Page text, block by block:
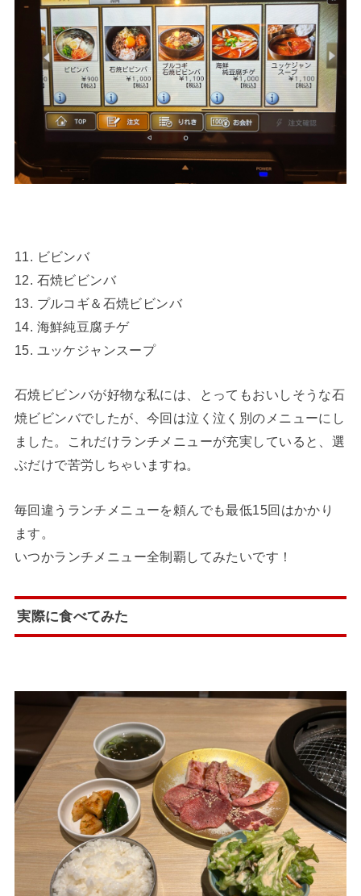
11. ビビンバ
12. 石焼ビビンバ
13. プルコギ＆石焼ビビンバ
14. 海鮮純豆腐チゲ
15. ユッケジャンスープ
石焼ビビンバが好物な私には、とってもおいしそうな石
焼ビビンバでしたが、今回は泣く泣く別のメニューにし
ました。これだけランチメニューが充実していると、選
ぶだけで苦労しちゃいますね。
毎回違うランチメニューを頼んでも最低15回はかかり
ます。
いつかランチメニュー全制覇してみたいです！
実際に食べてみた